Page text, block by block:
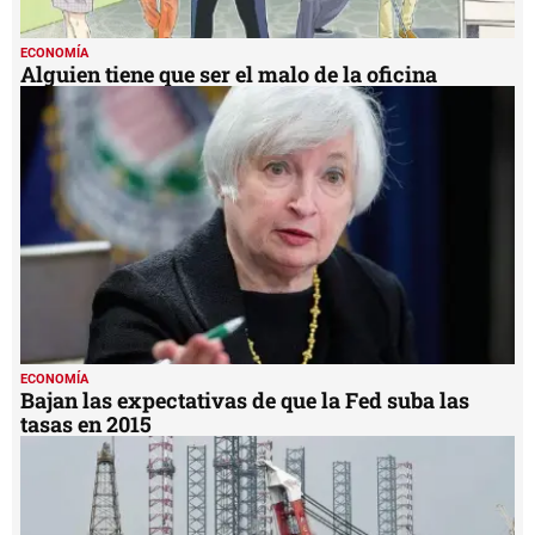
ECONOMÍA
Alguien tiene que ser el malo de la oficina
ECONOMÍA
Bajan las expectativas de que la Fed suba las
tasas en 2015